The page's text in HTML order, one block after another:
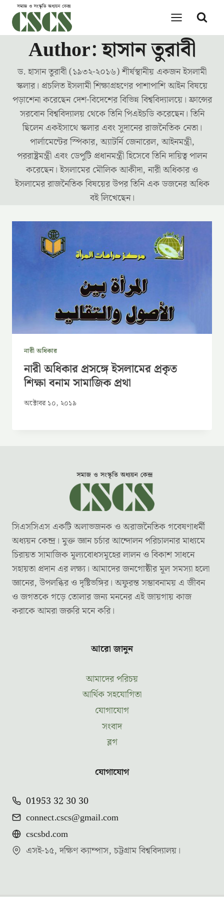
contentAuthor: হাসান তুরাবী
ড. হাসান তুরাবী (১৯৩২-২০১৬) শীর্ষস্থানীয় একজন ইসলামী
স্কলার। প্রচলিত ইসলামী শিক্ষাগ্রহণের পাশাপাশি আইন বিষয়ে
পড়াশেনা করেছেন দেশ-বিদেশের বিভিন্ন বিশ্ববিদ্যালয়ে। ফ্রান্সের
সরবোন বিশ্ববিদ্যালয় থেকে তিনি পিএইচডি করেছেন। তিনি
ছিলেন একইসাথে স্কলার এবং সুদানের রাজনৈতিক নেতা।
পার্লামেন্টের স্পিকার, অ্যাটর্নি জেনারেল, আইনমন্ত্রী,
পররাষ্ট্রমন্ত্রী এবং ডেপুটি প্রধানমন্ত্রী হিসেবে তিনি দায়িত্ব পালন
করেছেন। ইসলামের মৌলিক আকীদা, নারী অধিকার ও
ইসলামের রাজনৈতিক বিষয়ের উপর তিনি এক ডজনের অধিক
বই লিখেছেন।
নারী অধিকার
নারী অধিকার প্রসঙ্গে ইসলামের প্রকৃত
শিক্ষা বনাম সামাজিক প্রথা
অক্টোবর ১০, ২০১৯
সিএসসিএস একটি অলাভজনক ও অরাজনৈতিক গবেষণাধর্মী
অধ্যয়ন কেন্দ্র। মুক্ত জ্ঞান চর্চার আন্দোলন পরিচালনার মাধ্যমে
চিরায়ত সামাজিক মূল্যবোধসমূহের লালন ও বিকাশ সাধনে
সহায়তা প্রদান এর লক্ষ্য। আমাদের জনগোষ্ঠীর মূল সমস্যা হলো
জ্ঞানের, উপলব্ধির ও দৃষ্টিভঙ্গির। অফুরন্ত সম্ভাবনাময় এ জীবন
ও জগতকে গড়ে তোলার জন্য মননের এই জায়গায় কাজ
করাকে আমরা জরুরি মনে করি।
আরো জানুন
আমাদের পরিচয়
আর্থিক সহযোগিতা
যোগাযোগ
সংবাদ
ব্লগ
যোগাযোগ
01953 32 30 30
connect.cscs@gmail.com
cscsbd.com
এসই-১৫, দক্ষিণ ক্যাম্পাস, চট্টগ্রাম বিশ্ববিদ্যালয়।